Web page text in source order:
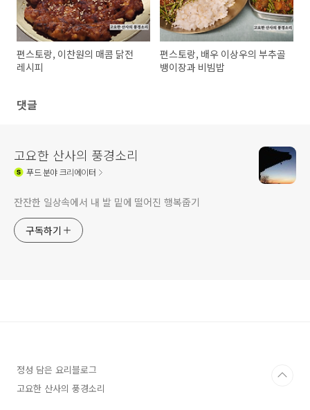
편스토랑, 이찬원의 매콤 닭전
레시피
편스토랑, 배우 이상우의 부추골
뱅이장과 비빔밥
댓글
고요한 산사의 풍경소리
푸드분야 크리에이터
잔잔한 일상속에서 내 발 밑에 떨어진 행복줍기
구독하기
정성 담은 요리블로그
고요한 산사의 풍경소리